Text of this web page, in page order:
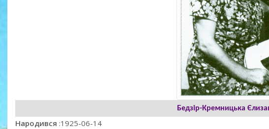
Бедзір-Кремницька
Народився :1925-06-14